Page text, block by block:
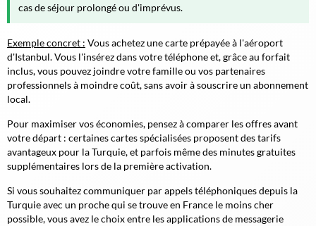
cas de séjour prolongé ou d'imprévus.
Exemple concret : Vous achetez une carte prépayée à l'aéroport
d'Istanbul. Vous l'insérez dans votre téléphone et, grâce au forfait
inclus, vous pouvez joindre votre famille ou vos partenaires
professionnels à moindre coût, sans avoir à souscrire un abonnement
local.
Pour maximiser vos économies, pensez à comparer les offres avant
votre départ : certaines cartes spécialisées proposent des tarifs
avantageux pour la Turquie, et parfois même des minutes gratuites
supplémentaires lors de la première activation.
Si vous souhaitez communiquer par appels téléphoniques depuis la
Turquie avec un proche qui se trouve en France le moins cher
possible, vous avez le choix entre les applications de messagerie